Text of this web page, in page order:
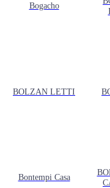
Bogacho
BOLZAN LETTI
Bontempi Casa